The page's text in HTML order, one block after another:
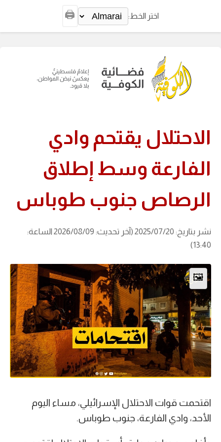
اختر الخط: 🖨️
الاحتلال يقتحم وادي
الفارعة وسط إطلاق
الرصاص جنوب طوباس
نشر بتاريخ: 2025/07/20 (آخر تحديث: 2026/08/09 الساعة:
13:40)
🖼️
اقتحمت قوات الاحتلال الإسرائيلي، مساء اليوم
الأحد، وادي الفارعة، جنوب طوباس.